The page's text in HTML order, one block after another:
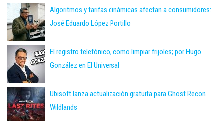
Algoritmos y tarifas dinámicas afectan a consumidores:
José Eduardo López Portillo
El registro telefónico, como limpiar frijoles; por Hugo
González en El Universal
Ubisoft lanza actualización gratuita para Ghost Recon
Wildlands